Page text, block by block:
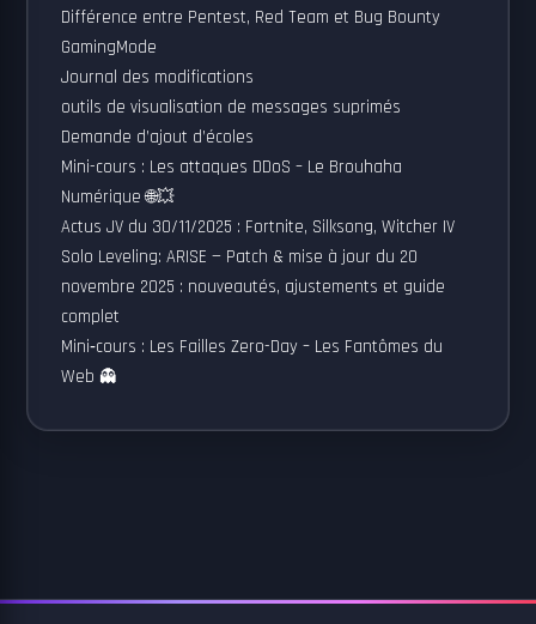
Différence entre Pentest, Red Team et Bug Bounty
GamingMode
Journal des modifications
outils de visualisation de messages suprimés
Demande d’ajout d’écoles
Mini-cours : Les attaques DDoS – Le Brouhaha
Numérique 🌐💥
Actus JV du 30/11/2025 : Fortnite, Silksong, Witcher IV
Solo Leveling: ARISE — Patch & mise à jour du 20
novembre 2025 : nouveautés, ajustements et guide
complet
Mini‑cours : Les Failles Zero-Day – Les Fantômes du
Web 👻